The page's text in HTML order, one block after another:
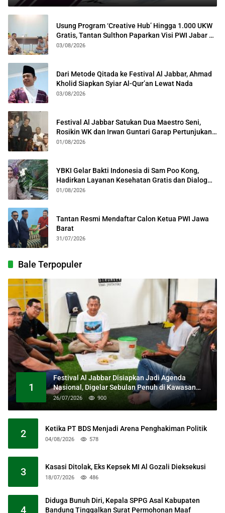
Usung Program ‘Creative Hub’ Hingga 1.000 UKW
Gratis, Tantan Sulthon Paparkan Visi PWI Jabar di
Kota Bogor
03/08/2026
Dari Metode Qitada ke Festival Al Jabbar, Ahmad
Kholid Siapkan Syiar Al-Qur’an Lewat Nada
03/08/2026
Festival Al Jabbar Satukan Dua Maestro Seni,
Rosikin WK dan Irwan Guntari Garap Pertunjukan
Kolosal
01/08/2026
YBKI Gelar Bakti Indonesia di Sam Poo Kong,
Hadirkan Layanan Kesehatan Gratis dan Dialog
Kebangsaan
01/08/2026
Tantan Resmi Mendaftar Calon Ketua PWI Jawa
Barat
31/07/2026
Bale Terpopuler
1
Festival Al Jabbar Disiapkan Jadi Agenda
Nasional, Digelar Sebulan Penuh di Kawasan
Masjid Raya Al Jabbar
26/07/2026 900
2 Ketika PT BDS Menjadi Arena Penghakiman Politik
04/08/2026 578
3 Kasasi Ditolak, Eks Kepsek MI Al Gozali Dieksekusi
18/07/2026 486
4
Diduga Bunuh Diri, Kepala SPPG Asal Kabupaten
Bandung Tinggalkan Surat Permohonan Maaf